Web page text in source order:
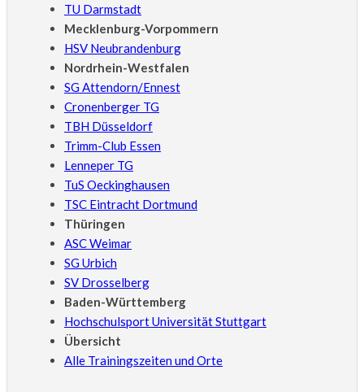
TU Darmstadt
Mecklenburg-Vorpommern
HSV Neubrandenburg
Nordrhein-Westfalen
SG Attendorn/Ennest
Cronenberger TG
TBH Düsseldorf
Trimm-Club Essen
Lenneper TG
TuS Oeckinghausen
TSC Eintracht Dortmund
Thüringen
ASC Weimar
SG Urbich
SV Drosselberg
Baden-Württemberg
Hochschulsport Universität Stuttgart
Übersicht
Alle Trainingszeiten und Orte